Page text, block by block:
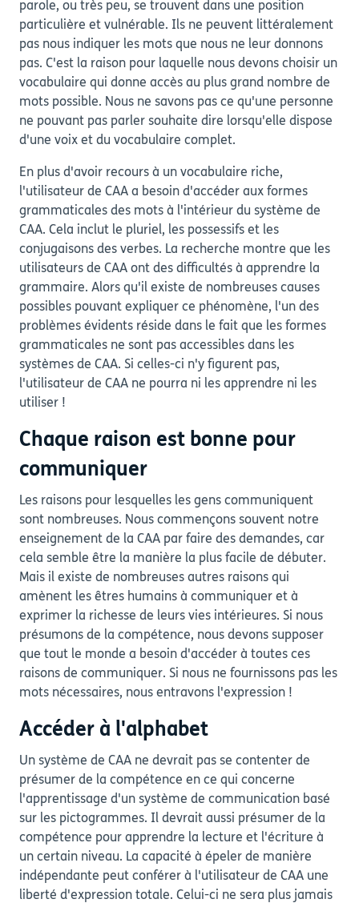
parole, ou très peu, se trouvent dans une position
particulière et vulnérable. Ils ne peuvent littéralement
pas nous indiquer les mots que nous ne leur donnons
pas. C'est la raison pour laquelle nous devons choisir un
vocabulaire qui donne accès au plus grand nombre de
mots possible. Nous ne savons pas ce qu'une personne
ne pouvant pas parler souhaite dire lorsqu'elle dispose
d'une voix et du vocabulaire complet.
En plus d'avoir recours à un vocabulaire riche,
l'utilisateur de CAA a besoin d'accéder aux formes
grammaticales des mots à l'intérieur du système de
CAA. Cela inclut le pluriel, les possessifs et les
conjugaisons des verbes. La recherche montre que les
utilisateurs de CAA ont des difficultés à apprendre la
grammaire. Alors qu'il existe de nombreuses causes
possibles pouvant expliquer ce phénomène, l'un des
problèmes évidents réside dans le fait que les formes
grammaticales ne sont pas accessibles dans les
systèmes de CAA. Si celles-ci n'y figurent pas,
l'utilisateur de CAA ne pourra ni les apprendre ni les
utiliser !
Chaque raison est bonne pour
communiquer
Les raisons pour lesquelles les gens communiquent
sont nombreuses. Nous commençons souvent notre
enseignement de la CAA par faire des demandes, car
cela semble être la manière la plus facile de débuter.
Mais il existe de nombreuses autres raisons qui
amènent les êtres humains à communiquer et à
exprimer la richesse de leurs vies intérieures. Si nous
présumons de la compétence, nous devons supposer
que tout le monde a besoin d'accéder à toutes ces
raisons de communiquer. Si nous ne fournissons pas les
mots nécessaires, nous entravons l'expression !
Accéder à l'alphabet
Un système de CAA ne devrait pas se contenter de
présumer de la compétence en ce qui concerne
l'apprentissage d'un système de communication basé
sur les pictogrammes. Il devrait aussi présumer de la
compétence pour apprendre la lecture et l'écriture à
un certain niveau. La capacité à épeler de manière
indépendante peut conférer à l'utilisateur de CAA une
liberté d'expression totale. Celui-ci ne sera plus jamais